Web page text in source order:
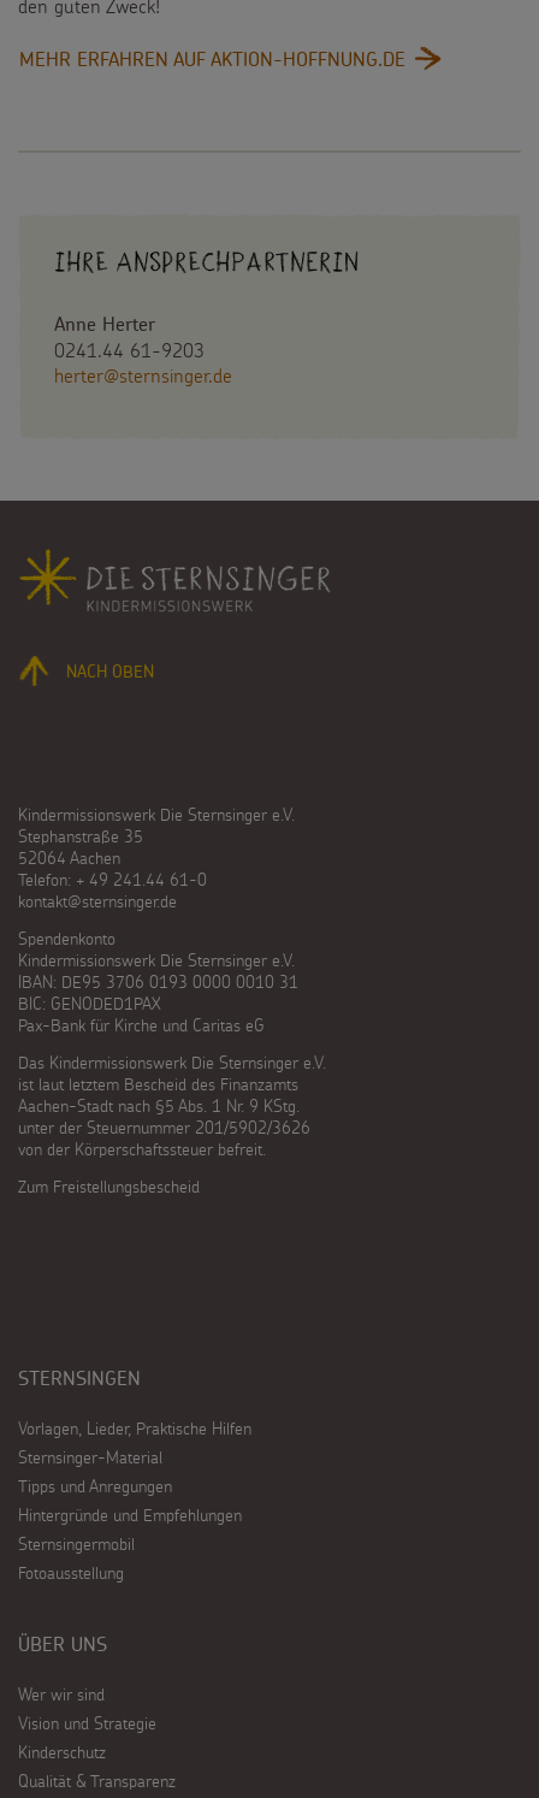
den guten Zweck!
MEHR ERFAHREN AUF AKTION-HOFFNUNG.DE
Ihre Ansprechpartnerin
Anne Herter
0241.44 61-9203
herter@sternsinger.de
Fußbereich
NACH OBEN
Kindermissionswerk Die Sternsinger e.V.
Stephanstraße 35
52064 Aachen
Telefon: + 49 241.44 61-0
kontakt@sternsinger.de
Spendenkonto
Kindermissionswerk Die Sternsinger e.V.
IBAN: DE95 3706 0193 0000 0010 31
BIC: GENODED1PAX
Pax-Bank für Kirche und Caritas eG
Das Kindermissionswerk Die Sternsinger e.V.
ist laut letztem Bescheid des Finanzamts
Aachen-Stadt nach §5 Abs. 1 Nr. 9 KStg.
unter der Steuernummer 201/5902/3626
von der Körperschaftssteuer befreit.
Zum Freistellungsbescheid
STERNSINGEN
Vorlagen, Lieder, Praktische Hilfen
Sternsinger-Material
Tipps und Anregungen
Hintergründe und Empfehlungen
Sternsingermobil
Fotoausstellung
ÜBER UNS
Wer wir sind
Vision und Strategie
Kinderschutz
Qualität & Transparenz